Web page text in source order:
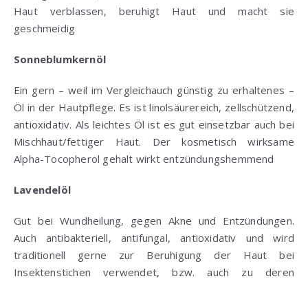
Haut verblassen, beruhigt Haut und macht sie
geschmeidig
Sonneblumkernöl
Ein gern – weil im Vergleichauch günstig zu erhaltenes –
Öl in der Hautpflege. Es ist linolsäurereich, zellschützend,
antioxidativ. Als leichtes Öl ist es gut einsetzbar auch bei
Mischhaut/fettiger Haut. Der kosmetisch wirksame
Alpha-Tocopherol gehalt wirkt entzündungshemmend
Lavendelöl
Gut bei Wundheilung, gegen Akne und Entzündungen.
Auch antibakteriell, antifungal, antioxidativ und wird
traditionell gerne zur Beruhigung der Haut bei
Insektenstichen verwendet, bzw. auch zu deren